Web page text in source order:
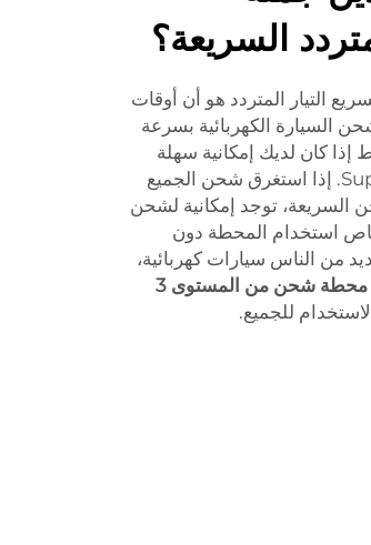
السريعة؟
التيار المتردد هو أن أوقات
السيارة الكهربائية بسرعة
إذا كان لديك إمكانية سهلة
للوصول إلى شبكة واسعة مثل شبكة Supercharger. إذا استغرق شحن الجميع
السريعة، توجد إمكانية لشحن
استخدام المحطة دون
من الناس سيارات كهربائية،
محطة شحن من المستوى 3
للجميع.